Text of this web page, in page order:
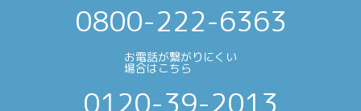
0800-222-6363
お電話が繋がりにくい
場合はこちら
0120-39-2013